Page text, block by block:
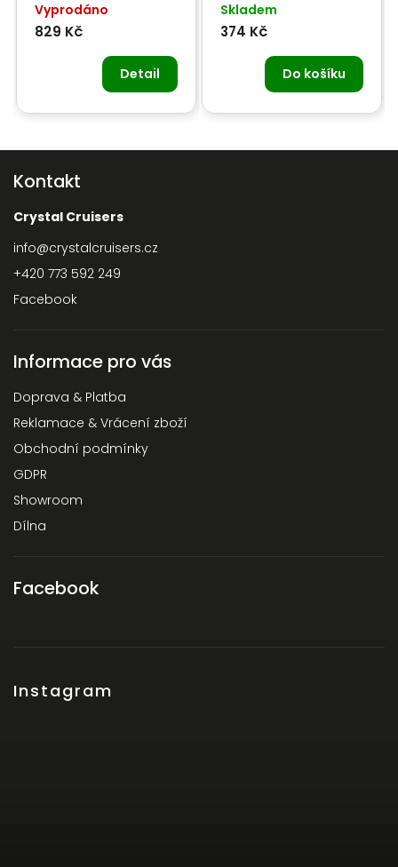
Vyprodáno
829 Kč
Detail
Skladem
374 Kč
Do košíku
Kontakt
Crystal Cruisers
info@crystalcruisers.cz
+420 773 592 249
Facebook
Informace pro vás
Doprava & Platba
Reklamace & Vrácení zboží
Obchodní podmínky
GDPR
Showroom
Dílna
Facebook
Instagram